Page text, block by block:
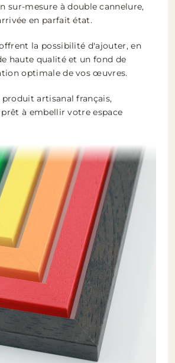
sur-mesure à double cannelure,
en parfait état.
la possibilité d'ajouter, en
haute qualité et un fond de
optimale de vos œuvres.
artisanal français,
à embellir votre espace